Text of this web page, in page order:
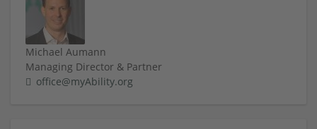
Michael Aumann
Managing Director & Partner
office@myAbility.org